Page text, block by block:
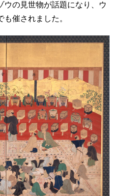
ウの見世物が話題になり、ウ
催されました。